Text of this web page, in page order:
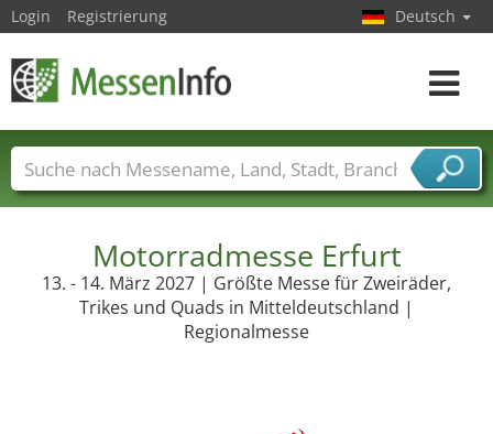
Motorradmesse Erfurt
13. - 14. März 2027 | Größte Messe für Zweiräder,
Trikes und Quads in Mitteldeutschland |
Regionalmesse
Login Registrierung Deutsch
Toggle
Messenamen Länder Städte
Branchen